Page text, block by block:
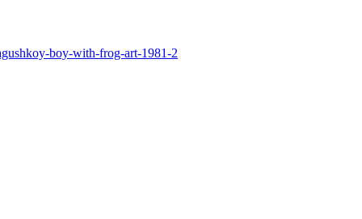
boy-with-frog-art-1981-2